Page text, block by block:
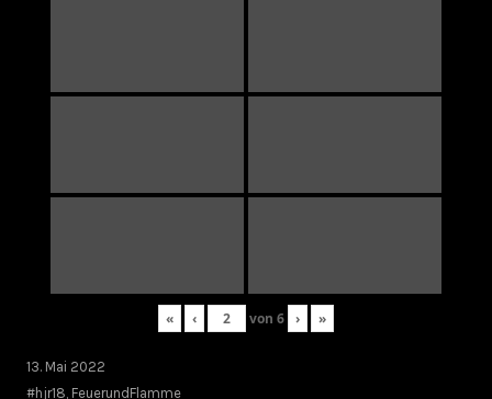
« ‹ von 6 › »
13. Mai 2022
#hjr18 FeuerundFlamme